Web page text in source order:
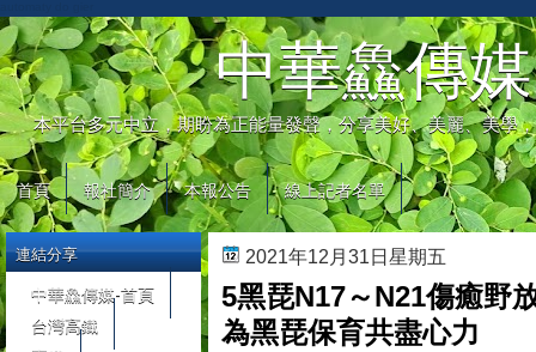
中華鱻傳媒
本平台多元中立，期盼為正能量發聲，分享美好、美麗、美學
首頁 報社簡介 本報公告 線上記者名單
2021年12月31日星期五
5黑琵N17～N21傷癒野
為黑琵保育共盡心力
連結分享
中華鱻傳媒-首頁
台灣高鐵